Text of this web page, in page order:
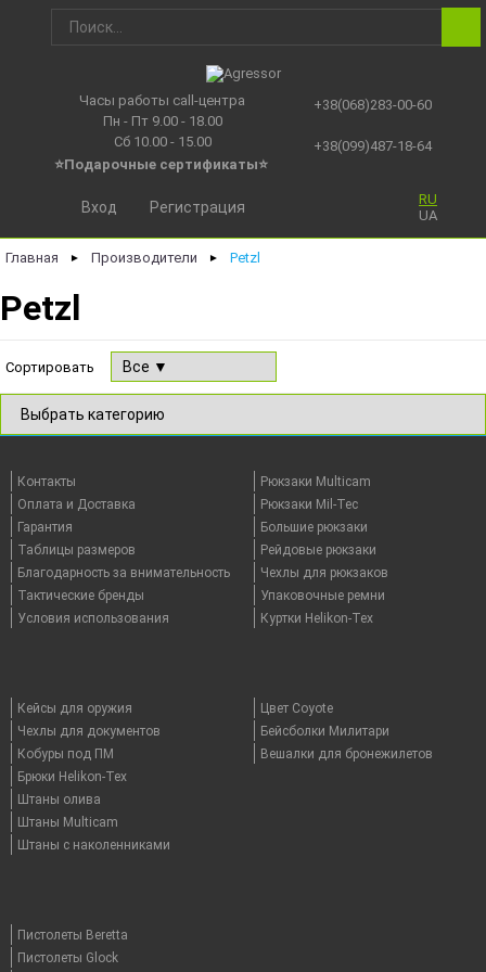
Часы работы call-центра
Пн - Пт 9.00 - 18.00
Сб 10.00 - 15.00
⭐Подарочные сертификаты⭐
+38(068)283-00-60
+38(099)487-18-64
RU
UA
Вход Регистрация
Главная ► Производители ► Petzl
Petzl
Сортировать
Контакты
Оплата и Доставка
Гарантия
Таблицы размеров
Благодарность за внимательность
Тактические бренды
Условия использования
Рюкзаки Multicam
Рюкзаки Mil-Tec
Большие рюкзаки
Рейдовые рюкзаки
Чехлы для рюкзаков
Упаковочные ремни
Куртки Helikon-Tex
Кейсы для оружия
Чехлы для документов
Кобуры под ПМ
Брюки Helikon-Tex
Штаны олива
Штаны Multicam
Штаны с наколенниками
Цвет Coyote
Бейсболки Милитари
Вешалки для бронежилетов
Пистолеты Beretta
Пистолеты Glock